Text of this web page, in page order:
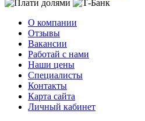
О компании
Отзывы
Вакансии
Работай с нами
Наши цены
Специалисты
Контакты
Карта сайта
Личный кабинет